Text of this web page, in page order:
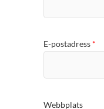
E-postadress *
Webbplats